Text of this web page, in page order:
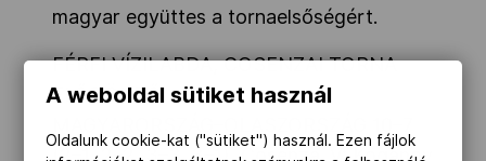
magyar együttes a tornaelsőségért.
FÉRFI VÍZILABDA, COSENZAI TORNA
ELŐDÖNTŐ
(2–1, 2–2, 3–3, 3–1), Cosenza. V: Koganov
A weboldal sütiket használ
Oldalunk cookie-kat ("sütiket") használ. Ezen fájlok